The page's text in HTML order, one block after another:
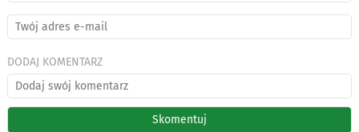
DODAJ KOMENTARZ